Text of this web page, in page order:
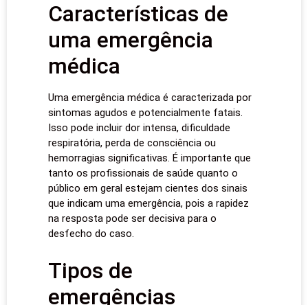
Características de
uma emergência
médica
Uma emergência médica é caracterizada por
sintomas agudos e potencialmente fatais.
Isso pode incluir dor intensa, dificuldade
respiratória, perda de consciência ou
hemorragias significativas. É importante que
tanto os profissionais de saúde quanto o
público em geral estejam cientes dos sinais
que indicam uma emergência, pois a rapidez
na resposta pode ser decisiva para o
desfecho do caso.
Tipos de
emergências